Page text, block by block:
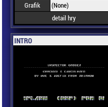
Grafik
(None)
detail hry
INTRO